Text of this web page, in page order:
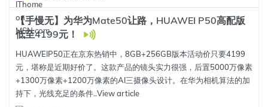
【手慢无】为华为Mate50让路，HUAWEI P50高配版
低至4199元！
HUAWEIP50正在京东热销中，8GB+256GB版本活动价只要4199
元，堪称是近期好价了。这款产品的镜头实力很强，后置5000万像素
+1300万像素+1200万像素的AI三摄像头设计。在华为相机算法的加
持下，光线充足的条件..View article